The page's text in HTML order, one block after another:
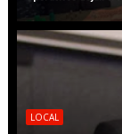
LOCAL